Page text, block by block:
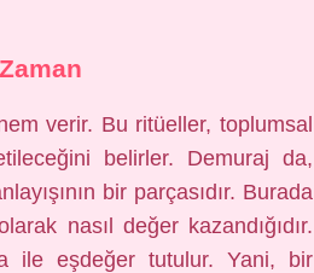
verir. Bu ritüeller, toplumsal
belirler. Demuraj da,
bir parçasıdır. Burada
nasıl değer kazandığıdır.
ile eşdeğer tutulur. Yani, bir